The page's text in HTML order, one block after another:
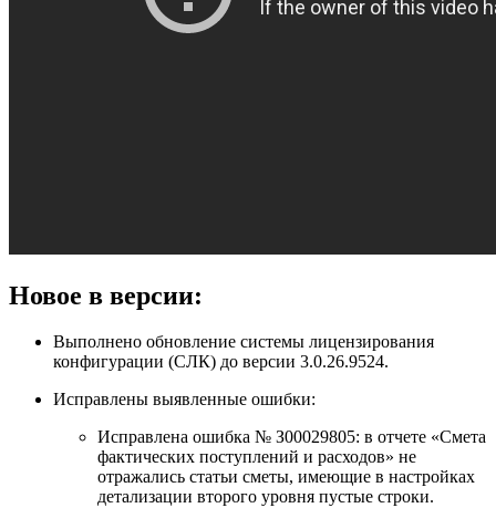
Новое в версии:
Выполнено обновление системы лицензирования
конфигурации (СЛК) до версии 3.0.26.9524.
Исправлены выявленные ошибки:
Исправлена ошибка № З00029805: в отчете «Смета
фактических поступлений и расходов» не
отражались статьи сметы, имеющие в настройках
детализации второго уровня пустые строки.